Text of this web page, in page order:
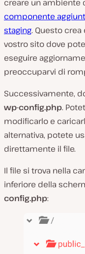
creare un ambiente
componente
staging. Questo
vostro sito dove
eseguire
preoccuparvi di
Successivamente,
wp-config.php.
modificarlo e
alternativa, potete
direttamente il file.
Il file si trova nella
inferiore della
config.php: